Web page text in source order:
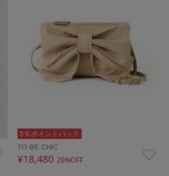
5％ポイントバック
TO BE CHIC
¥18,480 20%OFF